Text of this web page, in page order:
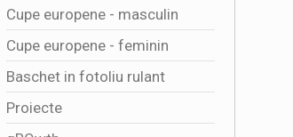
Cupe europene - masculin
Cupe europene - feminin
Baschet in fotoliu rulant
Proiecte